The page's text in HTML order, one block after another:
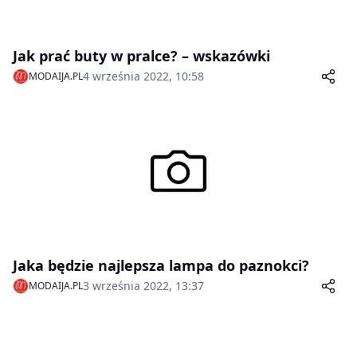
Jak prać buty w pralce? – wskazówki
MODAIJA.PL4 września 2022, 10:58
Jaka będzie najlepsza lampa do paznokci?
MODAIJA.PL3 września 2022, 13:37